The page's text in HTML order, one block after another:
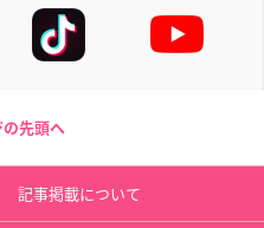
の先頭へ
記事掲載について